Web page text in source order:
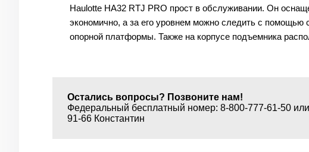
Haulotte HA32 RTJ PRO прост в обслуживании. Он
экономично, а за его уровнем можно следить с помощью
опорной платформы. Также на корпусе подъемника
Остались вопросы? Позвоните нам!
Федеральный бесплатный номер: 8-800-777-61-50
91-66 Константин